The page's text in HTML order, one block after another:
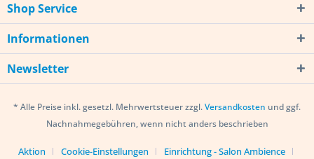
Shop Service
Informationen
Newsletter
* Alle Preise inkl. gesetzl. Mehrwertsteuer zzgl.Versandkosten und ggf.
Nachnahmegebühren, wenn nicht anders beschrieben
Aktion Cookie-Einstellungen
Einrichtung - Salon Ambience